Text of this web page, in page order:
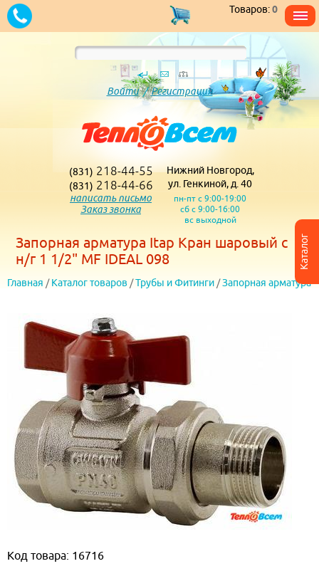
Каталог
Товаров:0
Войти/Регистрация
(831) 218-44-55
(831) 218-44-66
написать письмо
Заказ звонка
Нижний Новгород,
ул. Генкиной, д. 40
пн-пт с 9:00-19:00
сб с 9:00-16:00
вс выходной
Запорная арматура Itap Кран шаровый c
н/г 1 1/2" MF IDEAL 098
Главная / Каталог товаров /Трубы и Фитинги /Запорная арматура
Код товара: 16716